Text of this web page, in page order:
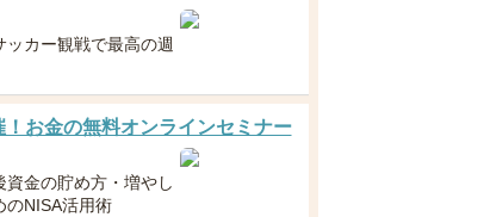
ッカー観戦で最高の週
お金の無料オンラインセミナー
資金の貯め方・増やし
のNISA活用術